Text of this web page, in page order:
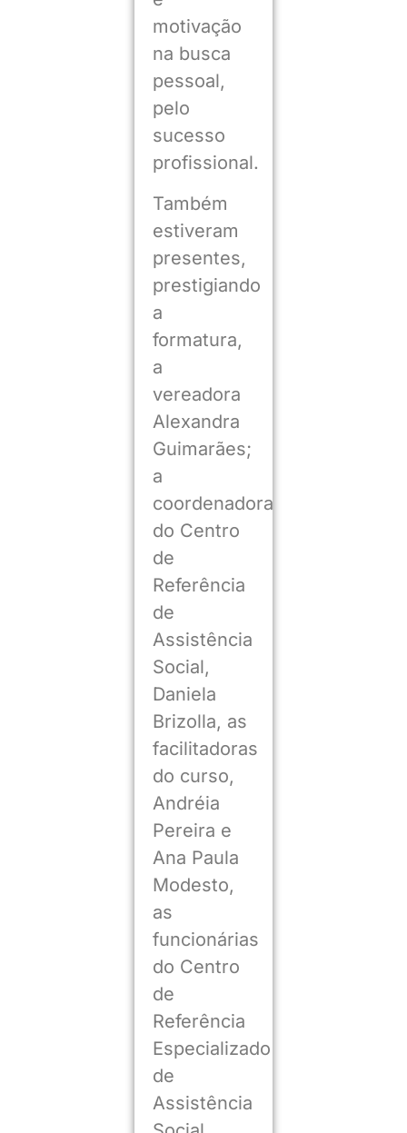
motivação
na busca
pessoal,
pelo
sucesso
profissional.
Também
estiveram
presentes,
prestigiando
a
formatura,
a
vereadora
Alexandra
Guimarães;
a
coordenadora
do Centro
de
Referência
de
Assistência
Social,
Daniela
Brizolla, as
facilitadoras
do curso,
Andréia
Pereira e
Ana Paula
Modesto,
as
funcionárias
do Centro
de
Referência
Especializado
de
Assistência